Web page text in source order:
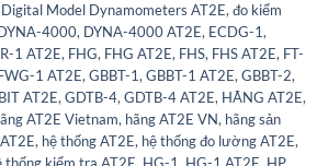
Digital Model Dynamometers AT2E,đo kiểm
4000, DYNA-4000 AT2E, ECDG-1,
1 AT2E, FHG, FHG AT2E, FHS, FHS AT2E, FT-
1 AT2E,GBBT-1,GBBT-1 AT2E,GBBT-2,
AT2E,GDTB-4,GDTB-4 AT2E, HÃNG AT2E,
AT2E Vietnam, hãng AT2E VN, hãng sản
, hệ thống AT2E, hệ thống đo lường AT2E,